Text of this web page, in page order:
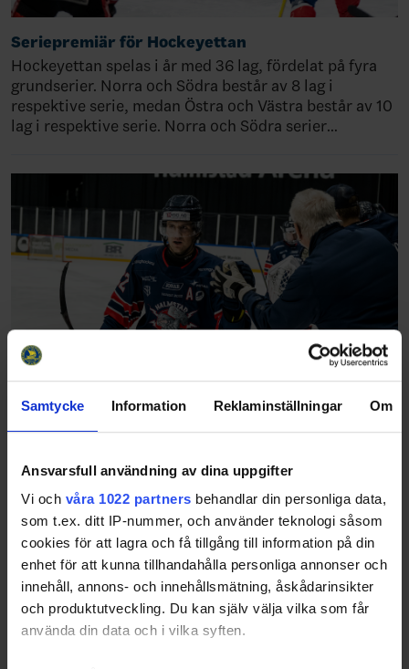
Samtycke Information Reklaminställningar Om
Ansvarsfull användning av dina uppgifter
Vi och våra 1022 partners behandlar din personliga data,
som t.ex. ditt IP-nummer, och använder teknologi såsom
cookies för att lagra och få tillgång till information på din
enhet för att kunna tillhandahålla personliga annonser och
innehåll, annons- och innehållsmätning, åskådarinsikter
och produktutveckling. Du kan själv välja vilka som får
använda din data och i vilka syften.
Seriepremiär för Hockeyettan
Hockeyettan spelas i år med 36 lag, fördelat på fyra
grundserier. Norra och Södra består av 8 lag i
respektive serie, medan Östra och Västra består av 10
lag i respektive serie. Norra och Södra serier…
Slutspelsracet i Hockeyettan är redo att börja!
20:e september startade HockeyEttans grundserie.
nu klart vilka lag som har kvalificerat sig till slutspel
och därmed gör upp om en plats i Hock…